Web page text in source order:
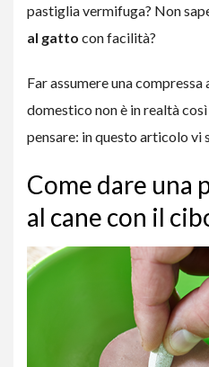
pastiglia vermifuga? Non
al gatto con facilità?
Far assumere una
domestico non è in realtà
pensare: in questo articolo vi
Come dare una
al cane con il